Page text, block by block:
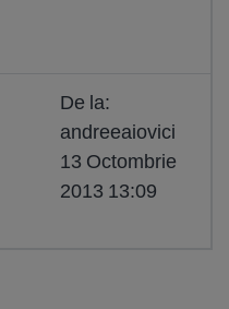
De la:
andreeaiovici
13 Octombrie
2013 13:09